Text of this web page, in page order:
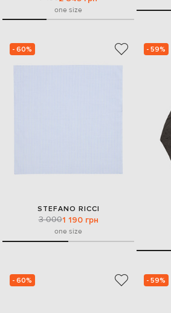
one size
- 60%
STEFANO RICCI
3 0001 190 грн
one size
- 59%
- 60% - 59%